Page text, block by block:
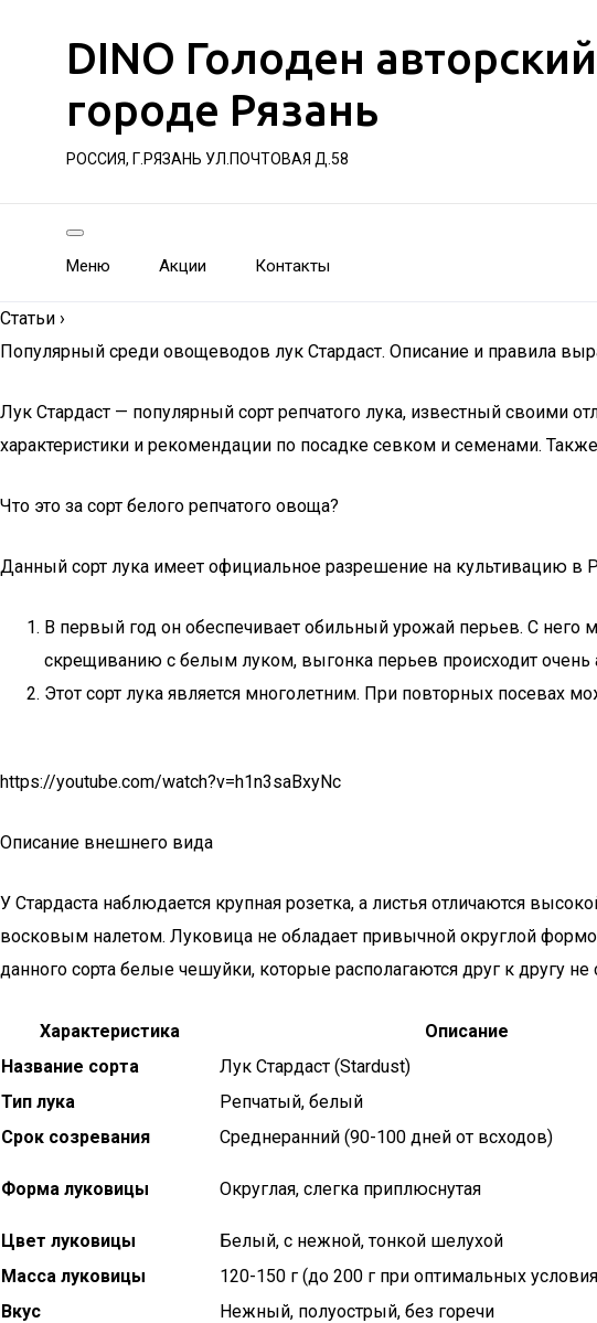
DINO Голоден авторский
городе Рязань
РОССИЯ, Г.РЯЗАНЬ УЛ.ПОЧТОВАЯ Д.58
Меню Акции Контакты
Статьи ›
Популярный среди овощеводов лук Стардаст. Описание и правила
Лук Стардаст — популярный сорт репчатого лука, известный своими
характеристики и рекомендации по посадке севком и семенами.
Что это за сорт белого репчатого овоща?
Данный сорт лука имеет официальное разрешение на культивацию
В первый год он обеспечивает обильный урожай перьев. С него
скрещиванию с белым луком, выгонка перьев происходит очень
Этот сорт лука является многолетним. При повторных посевах
https://youtube.com/watch?v=h1n3saBxyNc
Описание внешнего вида
У Стардаста наблюдается крупная розетка, а листья отличаются
восковым налетом. Луковица не обладает привычной округлой
данного сорта белые чешуйки, которые располагаются друг к другу
Характеристика Описание
Название сорта
Лук Стардаст (Stardust)
Тип лука
Репчатый, белый
Срок созревания
Среднеранний (90-100 дней от всходов)
Форма луковицы Округлая, слегка приплюснутая
Цвет луковицы
Белый, с нежной, тонкой шелухой
Масса луковицы
120-150 г (до 200 г при оптимальных
Вкус
Нежный, полуострый, без горечи